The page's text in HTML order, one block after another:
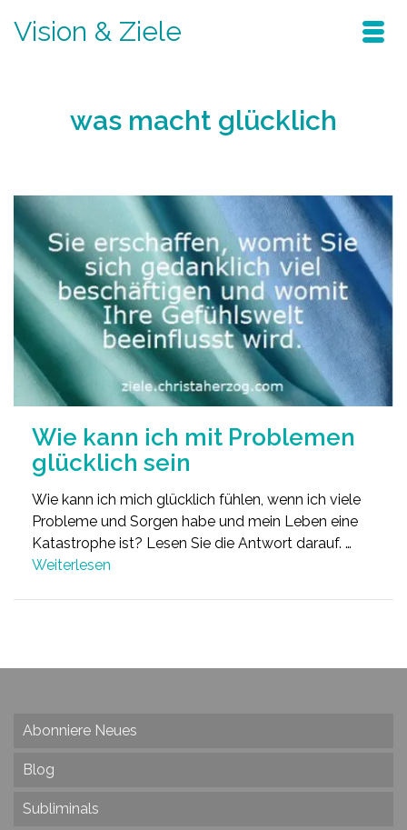
Vision & Ziele
was macht glücklich
Wie kann ich mit Problemen
glücklich sein
Wie kann ich mich glücklich fühlen, wenn ich viele
Probleme und Sorgen habe und mein Leben eine
Katastrophe ist? Lesen Sie die Antwort darauf. …
Weiterlesen
Abonniere Neues
Blog
Subliminals